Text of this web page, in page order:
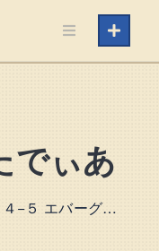
でぃあ
日本、東京都杉並区永福３−５４−５ エバーグリーン松永ビル102